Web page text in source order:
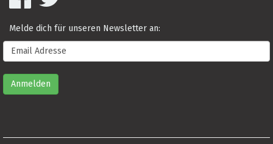
Melde dich für unseren Newsletter an: